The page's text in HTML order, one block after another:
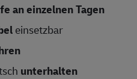
an einzelnen Tagen
einsetzbar
unterhalten